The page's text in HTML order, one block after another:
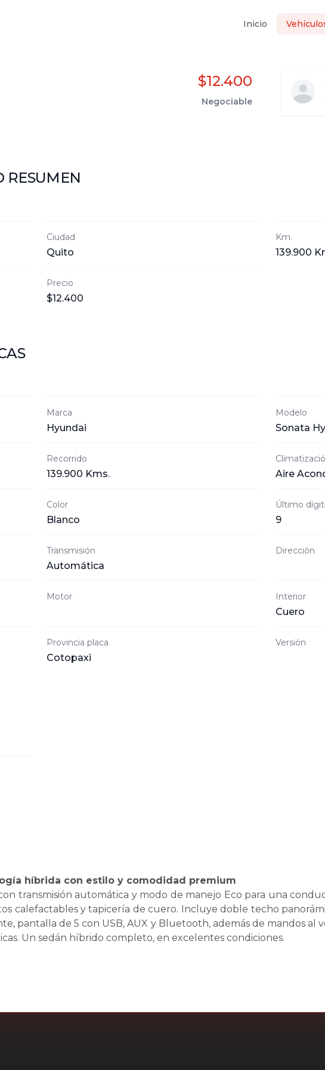
Inicio
$12.400
Negociable
RESUMEN
Ciudad
Quito
Km.
139.900
Precio
$12.400
Marca
Hyundai
Modelo
Sonata
Recorrido
139.900 Kms. Aire
Color
Blanco
Último
9
Transmisión
Automática
Dirección
Motor Interior
Cuero
Provincia placa
Cotopaxi
Versión
híbrida con estilo y comodidad premium
transmisión automática y modo de manejo Eco para una
calefactables y tapicería de cuero. Incluye doble techo
pantalla de 5 con USB, AUX y Bluetooth, además de mandos al
Un sedán híbrido completo, en excelentes condiciones.